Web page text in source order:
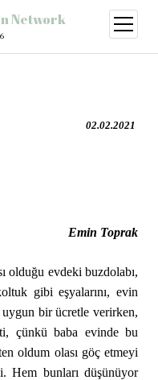
Network
02.02.2021
Emin Toprak
olduğu evdeki buzdolabı,
gibi eşyalarını, evin
uygun bir ücretle verirken,
çünkü baba evinde bu
oldum olası göç etmeyi
Hem bunları düşünüyor